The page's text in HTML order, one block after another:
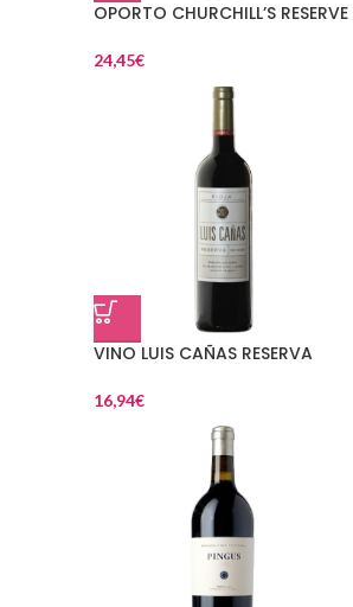
OPORTO CHURCHILL’S RESERVE
24,45€
VINO LUIS CAÑAS RESERVA
16,94€